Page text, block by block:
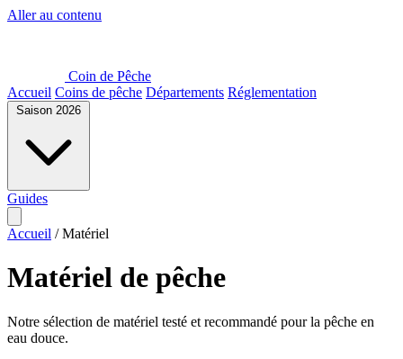
Aller au contenu
Coin de Pêche
Accueil Coins de pêche Départements Réglementation
Saison 2026
Guides
Accueil / Matériel
Matériel de pêche
Notre sélection de matériel testé et recommandé pour la pêche en
eau douce.